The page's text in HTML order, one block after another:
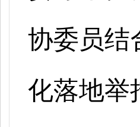
协委员结
化落地举